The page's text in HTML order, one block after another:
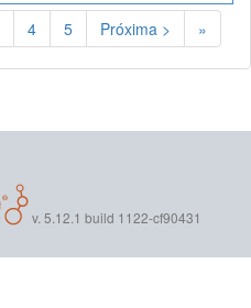
4 5 Próxima > »
v. 5.12.1 build 1122-cf90431